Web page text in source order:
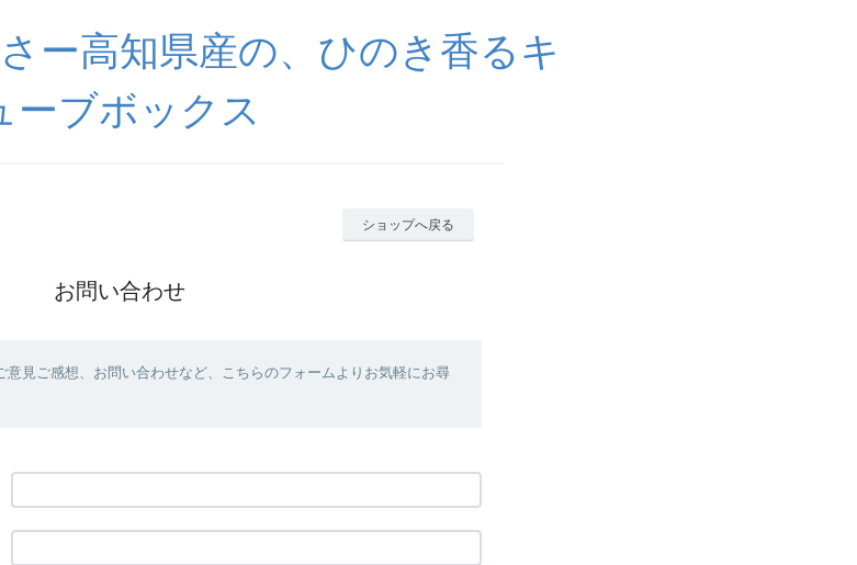
ー高知県産の、ひのき香るキ
ーブボックス
ショップへ戻る
お問い合わせ
見ご感想、お問い合わせなど、こちらのフォームよりお気軽にお尋